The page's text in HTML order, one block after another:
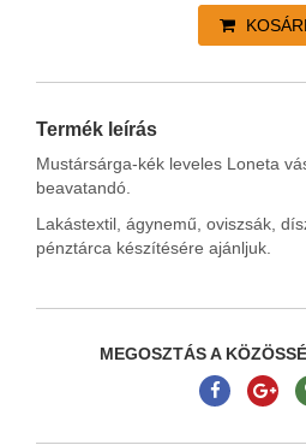
Termék leírás
Mustársárga-kék leveles Loneta
beavatandó.
Lakástextil, ágynemű, oviszsák,
pénztárca készítésére ajánljuk.
MEGOSZTÁS A